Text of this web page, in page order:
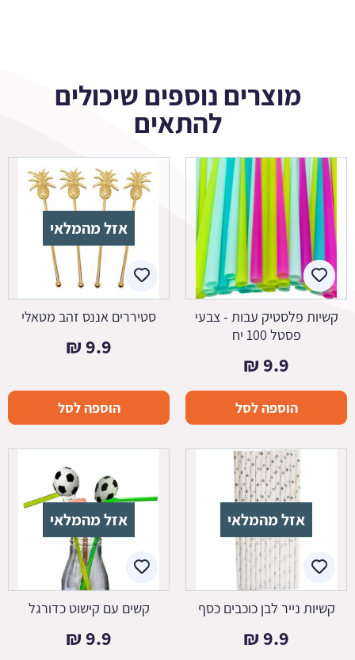
מוצרים נוספים שיכולים
להתאים
קשיות פלסטיק עבות - צבעי
פסטל 100 יח
9.9
₪
הוספה לסל
אזל מהמלאי
סטיררים אננס זהב מטאלי
9.9
₪
הוספה לסל
אזל מהמלאי
קשיות נייר לבן כוכבים כסף
9.9
₪
אזל מהמלאי
קשים עם קישוט כדורגל
9.9
₪